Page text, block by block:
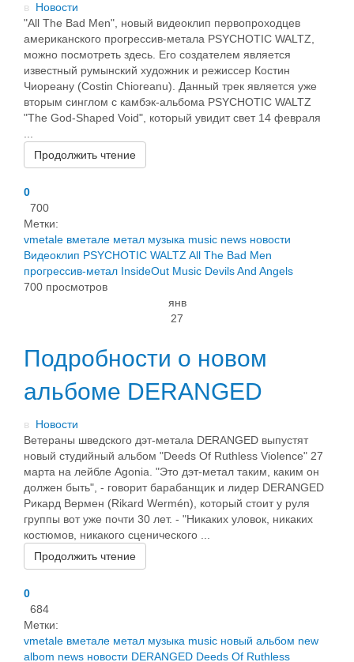
в Новости
"All The Bad Men", новый видеоклип первопроходцев
американского прогрессив-метала PSYCHOTIC WALTZ,
можно посмотреть здесь. Его создателем является
известный румынский художник и режиссер Костин
Чиореану (Costin Chioreanu). Данный трек является уже
вторым синглом с камбэк-альбома PSYCHOTIC WALTZ
"The God-Shaped Void", который увидит свет 14 февраля
Продолжить чтение
0
700
Метки:
vmetale вметале метал музыка music news новости
Видеоклип PSYCHOTIC WALTZ All The Bad Men
прогрессив-метал InsideOut Music Devils And Angels
700 просмотров
янв
27
Подробности о новом
альбоме DERANGED
в Новости
Ветераны шведского дэт-метала DERANGED выпустят
новый студийный альбом "Deeds Of Ruthless Violence" 27
марта на лейбле Agonia. "Это дэт-метал таким, каким он
должен быть", - говорит барабанщик и лидер DERANGED
Рикард Вермен (Rikard Wermén), который стоит у руля
группы вот уже почти 30 лет. - "Никаких уловок, никаких
костюмов, никакого сценического ...
Продолжить чтение
0
684
Метки:
vmetale вметале метал музыка music новый альбом new
albom news новости DERANGED Deeds Of Ruthless